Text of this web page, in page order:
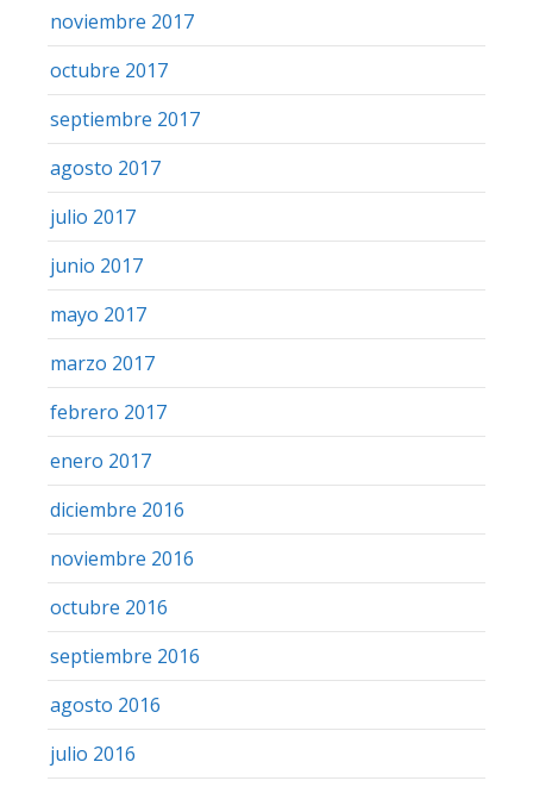
noviembre 2017
octubre 2017
septiembre 2017
agosto 2017
julio 2017
junio 2017
mayo 2017
marzo 2017
febrero 2017
enero 2017
diciembre 2016
noviembre 2016
octubre 2016
septiembre 2016
agosto 2016
julio 2016